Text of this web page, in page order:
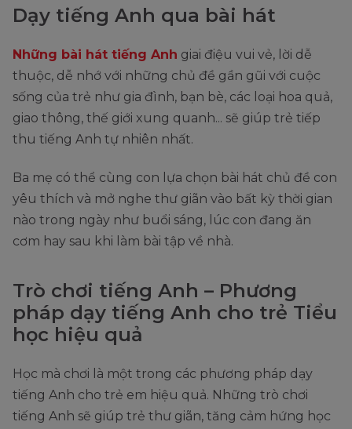
Dạy tiếng Anh qua bài hát
Những bài hát tiếng Anh giai điệu vui vẻ, lời dễ
thuộc, dễ nhớ với những chủ đề gần gũi với cuộc
sống của trẻ như gia đình, bạn bè, các loại hoa quả,
giao thông, thế giới xung quanh... sẽ giúp trẻ tiếp
thu tiếng Anh tự nhiên nhất.
Ba mẹ có thể cùng con lựa chọn bài hát chủ đề con
yêu thích và mở nghe thư giãn vào bất kỳ thời gian
nào trong ngày như buổi sáng, lúc con đang ăn
cơm hay sau khi làm bài tập về nhà.
Trò chơi tiếng Anh – Phương
pháp dạy tiếng Anh cho trẻ Tiểu
học hiệu quả
Học mà chơi là một trong các phương pháp dạy
tiếng Anh cho trẻ em hiệu quả. Những trò chơi
tiếng Anh sẽ giúp trẻ thư giãn, tăng cảm hứng học